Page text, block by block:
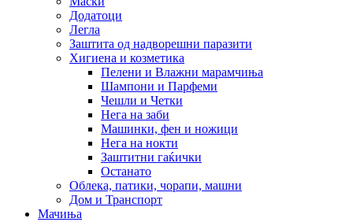
Додатоци
Легла
Заштита од надворешни паразити
Хигиена и козметика
Пелени и Влажни марамчиња
Шампони и Парфеми
Чешли и Четки
Нега на заби
Машинки, фен и ножици
Нега на нокти
Заштитни гаќички
Останато
Облека, патики, чорапи, машни
Дом и Транспорт
Мачиња